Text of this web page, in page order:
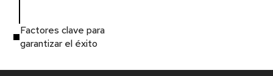
Factores clave para
garantizar el éxito